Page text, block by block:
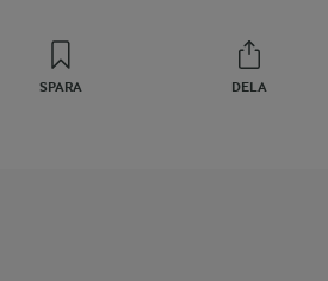
SPARA DELA